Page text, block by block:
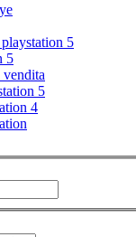
5
5
5
4